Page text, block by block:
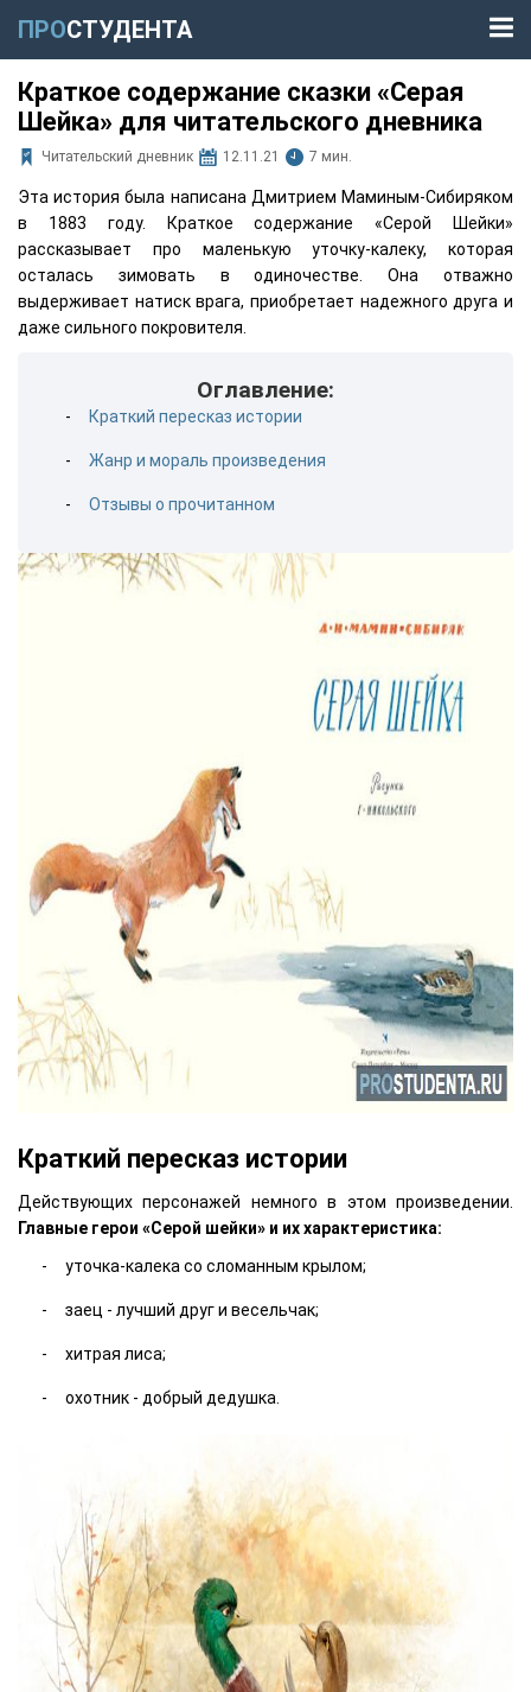
ПРОСТУДЕНТА
Краткое содержание сказки «Серая
Шейка» для читательского дневника
Читательский дневник 12.11.21 7 мин.
Эта история была написана Дмитрием Маминым-Сибиряком
в 1883 году. Краткое содержание «Серой Шейки»
рассказывает про маленькую уточку-калеку, которая
осталась зимовать в одиночестве. Она отважно
выдерживает натиск врага, приобретает надежного друга и
даже сильного покровителя.
Оглавление:
Краткий пересказ истории
Жанр и мораль произведения
Отзывы о прочитанном
Краткий пересказ истории
Действующих персонажей немного в этом произведении.
Главные герои «Серой шейки» и их характеристика:
уточка-калека со сломанным крылом;
заец - лучший друг и весельчак;
хитрая лиса;
охотник - добрый дедушка.